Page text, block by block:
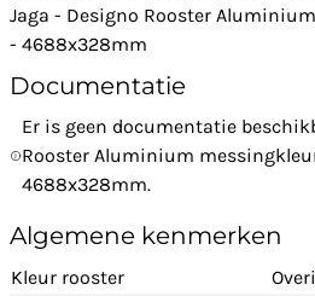
Jaga - Designo Rooster
- 4688x328mm
Documentatie
Er is geen documentatie
Rooster Aluminium
4688x328mm.
Algemene kenmerken
Kleur rooster